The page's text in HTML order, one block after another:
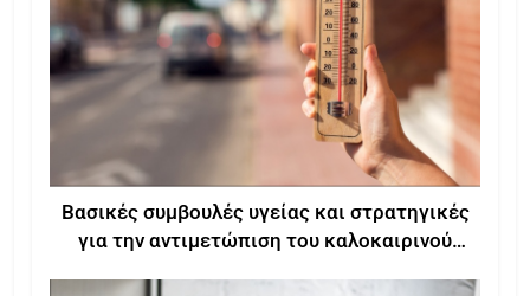
Βασικές συμβουλές υγείας και στρατηγικές
για την αντιμετώπιση του καλοκαιρινού